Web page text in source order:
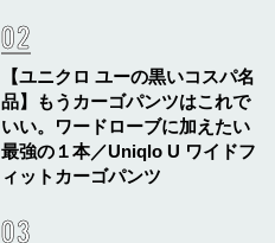
【ユニクロ ユーの黒いコスパ名
品】もうカーゴパンツはこれで
いい。ワードローブに加えたい
最強の１本／Uniqlo U ワイドフ
ィットカーゴパンツ